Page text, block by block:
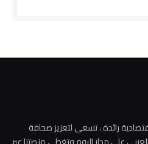
رائدة ، تسعى لتعزيز صحافة